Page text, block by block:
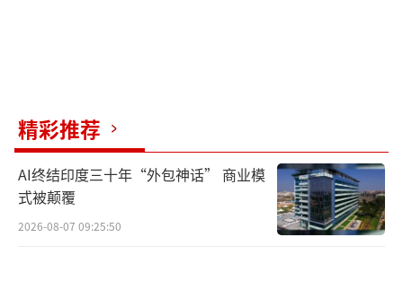
精彩推荐
AI终结印度三十年“外包神话” 商业模
式被颠覆
2026-08-07 09:25:50